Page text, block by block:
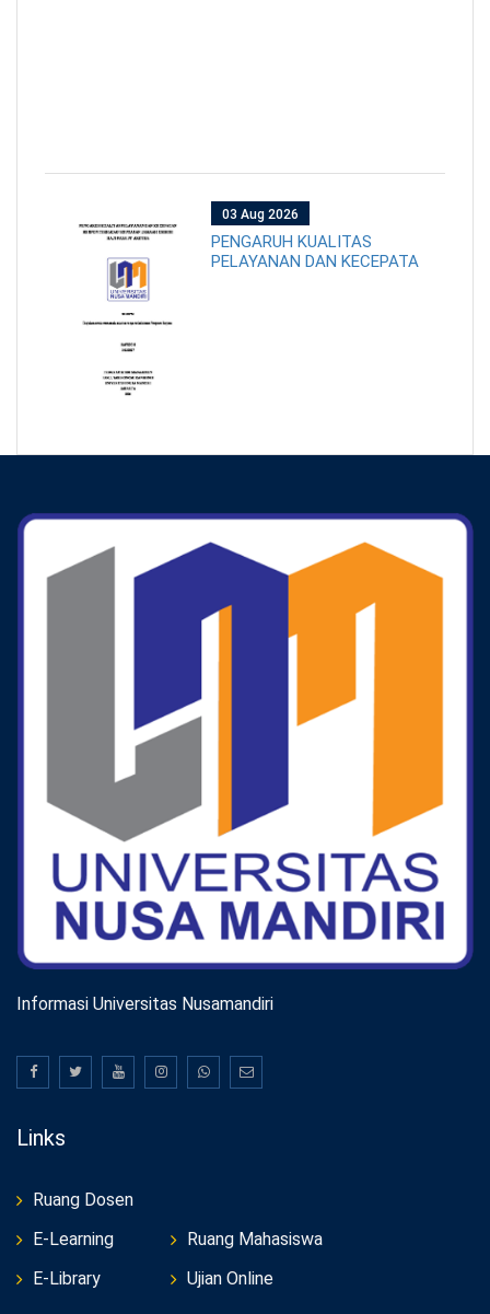
03 Aug 2026
PENGARUH KUALITAS
PELAYANAN DAN KECEPATA
Informasi Universitas Nusamandiri
Links
Ruang Dosen
E-Learning
E-Library
Ruang Mahasiswa
Ujian Online